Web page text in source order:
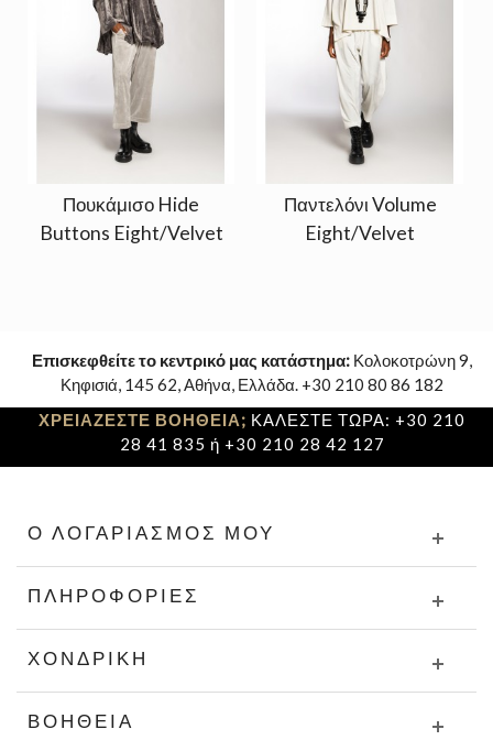
Πουκάμισο Hide
Buttons Eight/Velvet
Παντελόνι Volume
Eight/Velvet
Επισκεφθείτε το κεντρικό μας κατάστημα: Κολοκοτρώνη 9,
Κηφισιά, 145 62, Αθήνα, Ελλάδα. +30 210 80 86 182
ΧΡΕΙΑΖΕΣΤΕ ΒΟΗΘΕΙΑ; ΚΑΛΕΣΤΕ ΤΩΡΑ: +30 210
28 41 835 ή +30 210 28 42 127
Ο ΛΟΓΑΡΙΑΣΜΌΣ ΜΟΥ
ΠΛΗΡΟΦΟΡΊΕΣ
ΧΟΝΔΡΙΚΉ
ΒΟΉΘΕΙΑ